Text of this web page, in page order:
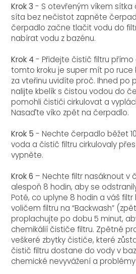
Krok 3 - S otevřeným víkem
síta bez nečistot zapněte
čerpadlo začne tlačit vodu do
nabírat vodu z bazénu.
Krok 4 - Přidejte čistič filtru přímo
tomto kroku je super mít po ruce
za vteřinu uvidíte proč. Ihned po
nalijte kbelík s čistou vodou do
pomohli čističi cirkulovat a
Nasaďte víko zpět na čerpadlo.
Krok 5 - Nechte čerpadlo běžet
voda a čistič filtru cirkulovaly
vypněte.
Krok 6 – Nechte filtr nasáknout v
alespoň 8 hodin, aby se
Poté, co uplyne 8 hodin a váš
voličem filtru na “Backwash”
proplachujte po dobu 5 minut,
chemikálií čističe filtru. Zpětné
veškeré zbytky čističe, které
čistič filtru dostane do vody v
chemické nevyvážení a